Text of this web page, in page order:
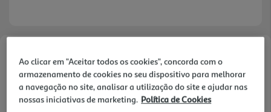
Faça a sua avaliação
Ref. / EAN:5601392212498
0.85 €/un
Ao clicar em "Aceitar todos os cookies", concorda com o
armazenamento de cookies no seu dispositivo para melhorar
a navegação no site, analisar a utilização do site e ajudar nas
nossas iniciativas de marketing. Política de Cookies